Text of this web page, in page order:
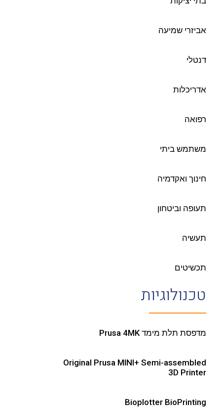
אביזרי שמיעה
דנטלי
אדריכלות
רפואה
משתמש ביתי
חינוך ואקדמיה
תעופה וביטחון
תעשיה
תכשיטים
טכנולוגיות
מדפסת תלת מימד Prusa 4MK
Original Prusa MINI+ Semi-assembled
3D Printer
Bioplotter BioPrinting